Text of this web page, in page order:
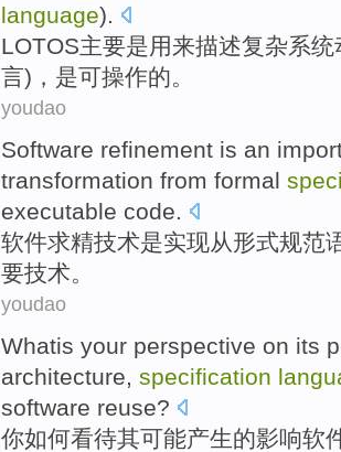
language).
LOTOS主要是用来描述复杂系统
言)，是可操作的。
youdao
Software refinement is an
transformation from formal
executable code.
软件求精技术是实现从形式规范
要技术。
youdao
Whatis your perspective on its
architecture specification
software reuse?
你如何看待其可能产生的影响软